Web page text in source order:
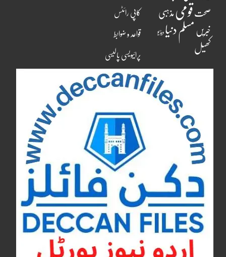
صحت قومی مذہبی
خبریں مسلم دنیا ویڈیو
کھیل
کاپی رائٹس
قواعد و ضوابط
پرائیویسی پالیسی